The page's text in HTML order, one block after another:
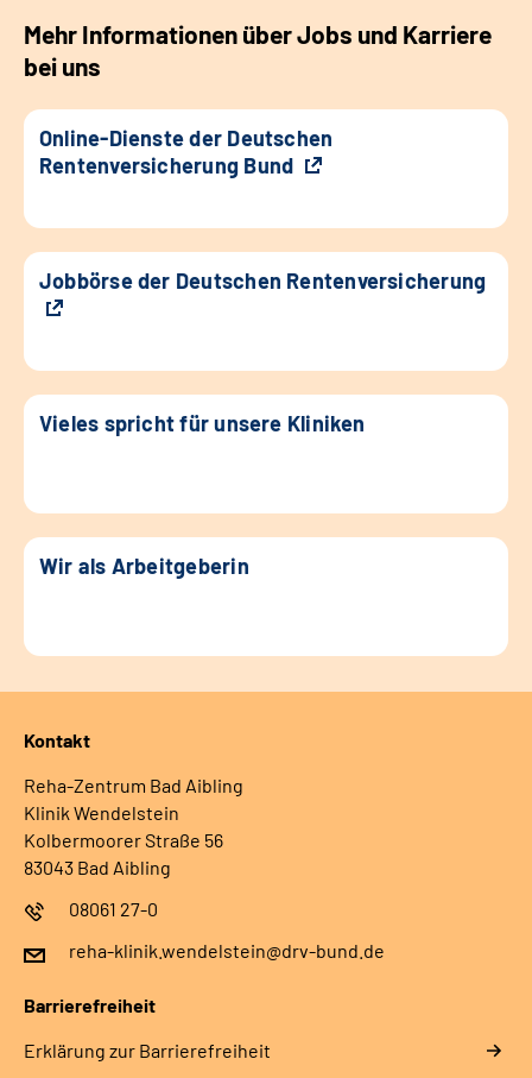
Mehr Informationen über Jobs und Karriere
bei uns
Online-Dienste der Deutschen
Rentenversicherung Bund
Jobbörse der Deutschen Rentenversicherung
Vieles spricht für unsere Kliniken
Wir als Arbeitgeberin
Kontakt
Reha-Zentrum Bad Aibling
Klinik Wendelstein
Kolbermoorer Straße 56
83043 Bad Aibling
08061 27-0
reha-klinik.wendelstein@drv-bund.de
Barrierefreiheit
Erklärung zur Barrierefreiheit